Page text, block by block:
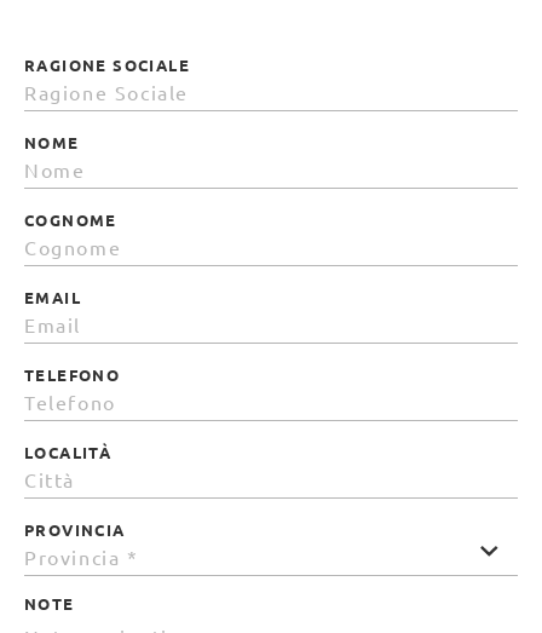
RAGIONE SOCIALE
NOME
COGNOME
EMAIL
TELEFONO
LOCALITÀ
PROVINCIA
NOTE